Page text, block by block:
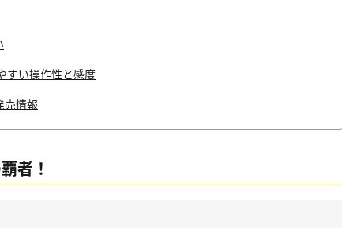
すい操作性と感度
売情報
者！